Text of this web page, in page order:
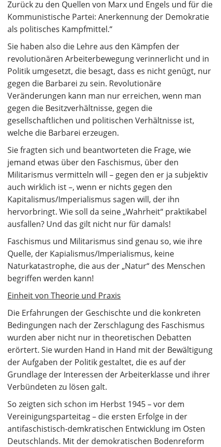
Zurück zu den Quellen von Marx und Engels und für die
Kommunistische Partei: Anerkennung der Demokratie
als politisches Kampfmittel.“
Sie haben also die Lehre aus den Kämpfen der
revolutionären Arbeiterbewegung verinnerlicht und in
Politik umgesetzt, die besagt, dass es nicht genügt, nur
gegen die Barbarei zu sein. Revolutionäre
Veränderungen kann man nur erreichen, wenn man
gegen die Besitzverhältnisse, gegen die
gesellschaftlichen und politischen Verhältnisse ist,
welche die Barbarei erzeugen.
Sie fragten sich und beantworteten die Frage, wie
jemand etwas über den Faschismus, über den
Militarismus vermitteln will – gegen den er ja subjektiv
auch wirklich ist –, wenn er nichts gegen den
Kapitalismus/Imperialismus sagen will, der ihn
hervorbringt. Wie soll da seine „Wahrheit“ praktikabel
ausfallen? Und das gilt nicht nur für damals!
Faschismus und Militarismus sind genau so, wie ihre
Quelle, der Kapialismus/Imperialismus, keine
Naturkatastrophe, die aus der „Natur“ des Menschen
begriffen werden kann!
Einheit von Theorie und Praxis
Die Erfahrungen der Geschischte und die konkreten
Bedingungen nach der Zerschlagung des Faschismus
wurden aber nicht nur in theoretischen Debatten
erörtert. Sie wurden Hand in Hand mit der Bewältigung
der Aufgaben der Politik gestaltet, die es auf der
Grundlage der Interessen der Arbeiterklasse und ihrer
Verbündeten zu lösen galt.
So zeigten sich schon im Herbst 1945 – vor dem
Vereinigungsparteitag – die ersten Erfolge in der
antifaschistisch-demkratischen Entwicklung im Osten
Deutschlands. Mit der demokratischen Bodenreform